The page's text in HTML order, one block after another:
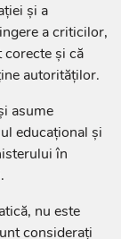
și a
a criticilor,
și că
autorităților.
asume
educațional și
în
nu este
considerați